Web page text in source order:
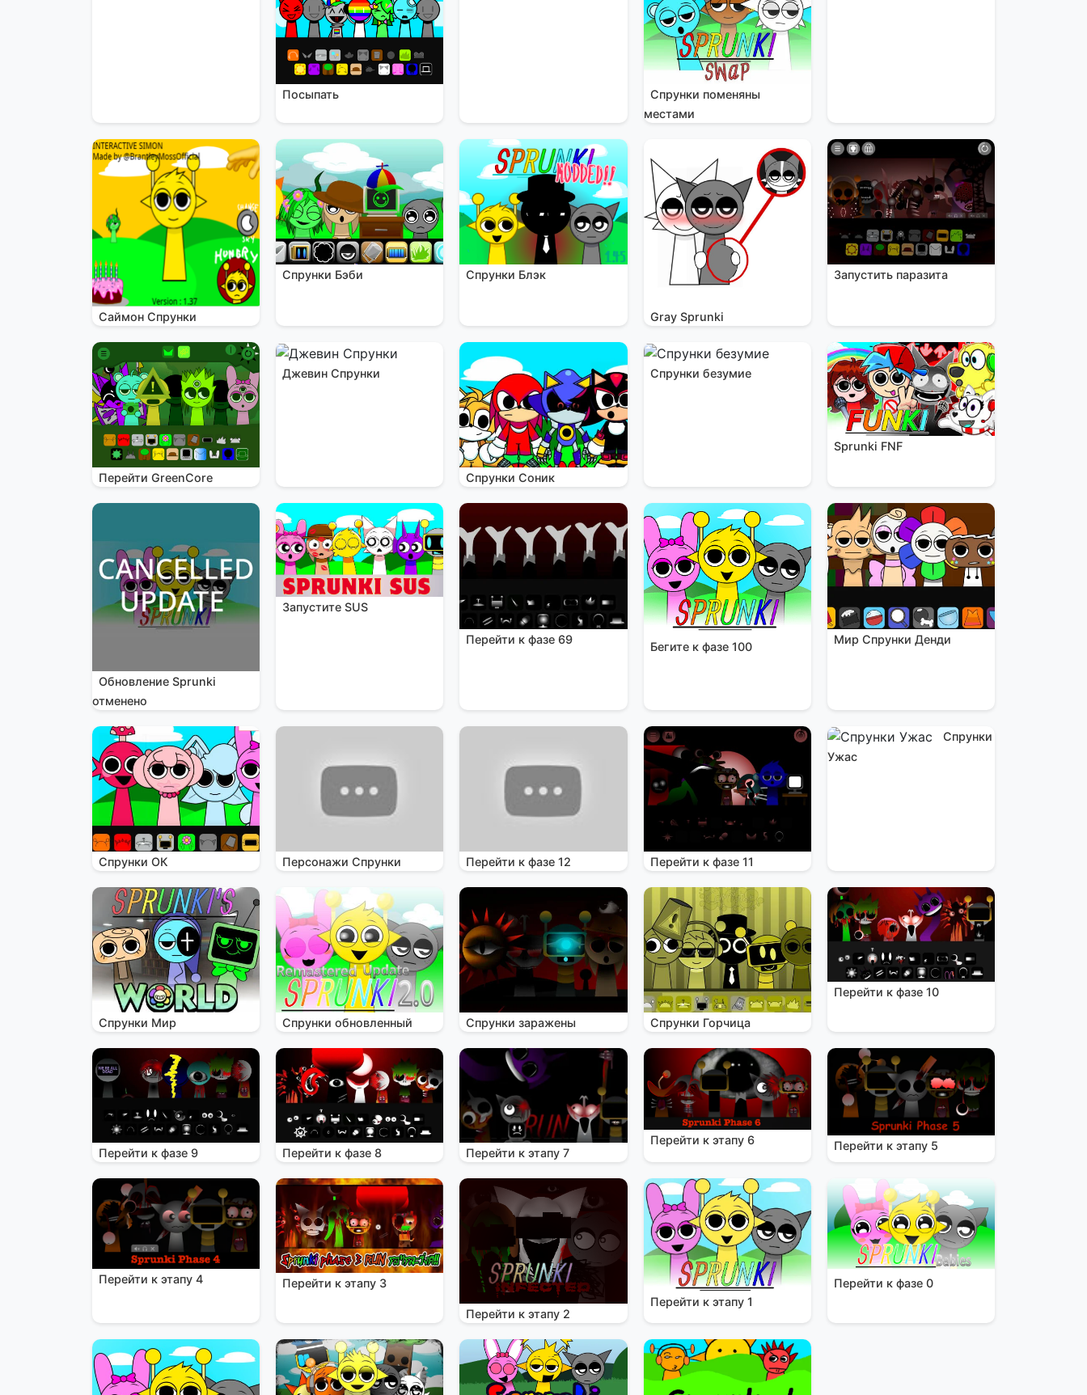
Посыпать
Спрунки поменяны
местами
Саймон Спрунки
Спрунки Бэби Спрунки Блэк
Gray Sprunki
Запустить паразита
Перейти GreenCore
Джевин Спрунки
Спрунки Соник
Спрунки безумие
Sprunki FNF
Обновление Sprunki
отменено
Запустите SUS
Перейти к фазе 69
Бегите к фазе 100
Мир Спрунки Денди
Спрунки ОК Персонажи Спрунки Перейти к фазе 12 Перейти к фазе 11
Спрунки
Ужас
Спрунки Мир Спрунки обновленный Спрунки заражены Спрунки Горчица
Перейти к фазе 10
Перейти к фазе 9 Перейти к фазе 8 Перейти к этапу 7
Перейти к этапу 6 Перейти к этапу 5
Перейти к этапу 4 Перейти к этапу 3
Перейти к этапу 2
Перейти к этапу 1
Перейти к фазе 0